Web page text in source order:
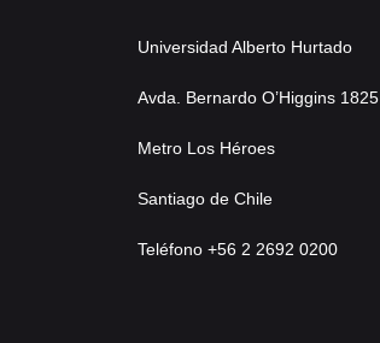
Universidad Alberto Hurtado
Avda. Bernardo O’Higgins 1825
Metro Los Héroes
Santiago de Chile
Teléfono +56 2 2692 0200